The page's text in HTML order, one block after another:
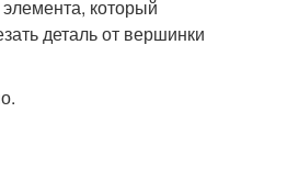
который
деталь от вершинки